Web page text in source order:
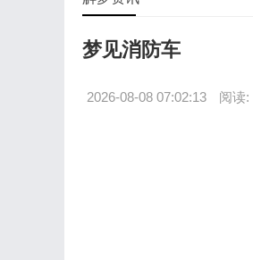
梦见消防车
2026-08-08 07:02:13 阅读: